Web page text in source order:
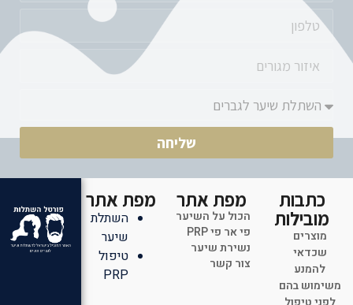
שליחה
כתבות
מובילות
מוצרים
שכדאי
להמנע
משימוש בהם
מפת אתר
הכול על השיער
פי אר פי PRP
נשירת שיער
צור קשר
מפת אתר
השתלת
שיער
טיפול
PRP